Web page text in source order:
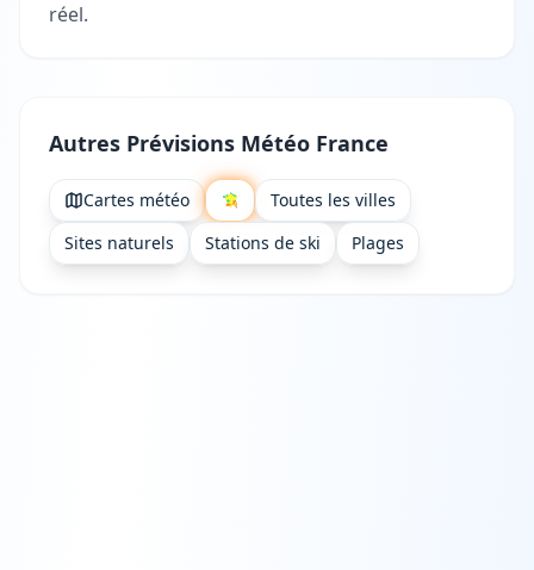
réel.
Autres Prévisions Météo France
Cartes météo
Toutes les villes
Sites naturels
Stations de ski Plages